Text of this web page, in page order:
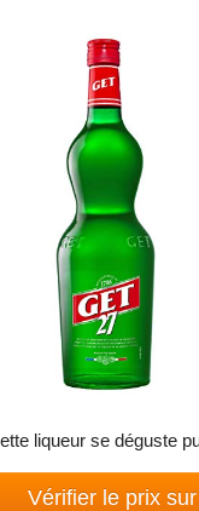
liqueur se déguste
Vérifier le prix